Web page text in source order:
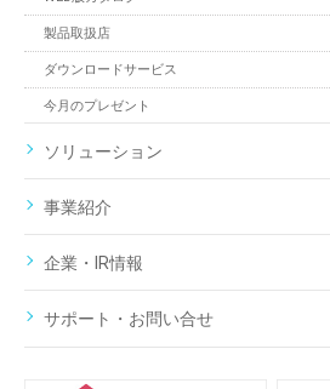
製品取扱店
ダウンロードサービス
今月のプレゼント
ソリューション
事業紹介
企業・IR情報
サポート・お問い合せ